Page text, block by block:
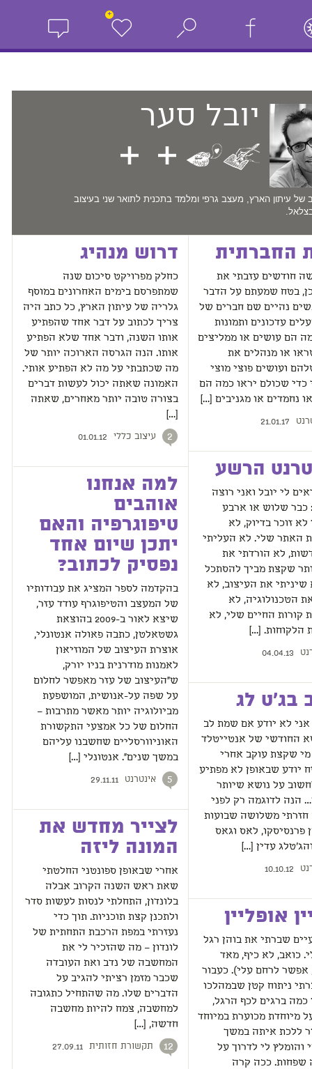
+
יובל סער
של עיתון הארץ, מעצב גרפי ומלמד בתכנית לתואר שני בעיצוב
החברתית
חודשים עזבתי את
כן, בטח שמעתם על הדבר
נהיים שם חברים של
עדכונים ותמונות
הם עושים או ממליצים
או מנהלים את
ועושים פוצי מוצי
כדי שכולם יראו כמה הם
נחמדים או מגניבים […]
21.01.17
הרשע
לי יובל ואני רוצה
כבר שלוש או ארבע
לא זוכר בדיוק, לא
האתר שלי. לא העליתי
לא הורדתי את
שקצת מביך להסתכל
שיניתי את העיצוב, לא
הטכנולוגיה, לא
קורות החיים שלי, לא
הלקוחות. […]
04.04.13
בג'ט לג
אני לא יודע אם שמת לב
החודשי של אנטייטלד
מי שקצת עוקב אחרי
יודע שבאופן לא מפתיע
על נושא שיותר
הנה לדוגמה רק לפני
חזרתי משלושה שבועות
פרנסיסקו, לאס וגאס
והג'טלג עדין […]
10.10.12
אופליין
שברתי את בוהן רגל
כואב, לא כיף, מאד
אפשר לרחם עלי). כעבור
ניתוח קטן שבמהלכו
כמה ברגים לכף הרגל,
מיוחדת מכוערת במיוחד
ללכת איתה במשך
והומלץ לי לדרוך על
שפחות. ככה קרה
דרוש מנהיג
כחלק מפרויקט סיכום שנה
שמתפרסם בימים האחרונים במוסף
גלריה של עיתון הארץ, כל כתב היה
צריך לכתוב על דבר אחד שהפתיע
אותו השנה, ודבר אחד שלא הפתיע
אותו. הנה הגרסה הארוכה יותר של
מה שכתבתי על מה לא הפתיע אותי.
האמונה שאתה יכול לעשות דברים
בצורה טובה יותר מאחרים, שאתה
[…]
2 עיצוב כללי 01.01.12
למה אנחנו
אוהבים
טיפוגרפיה והאם
יתכן שיום אחד
נפסיק לכתוב?
בהקדמה לספר המציג את עבודותיו
של המעצב והטיפוגרף עודד עזר,
שיצא לאור ב-2009 בהוצאת
גשטאלטן, כתבה פאולה אנטונלי,
אוצרת העיצוב של המוזיאון
לאמנות מודרנית בניו יורק,
ש"העיצוב של עזר מאפשר לחלום
על שפה על-אנושית, המושפעת
מביולוגיה יותר מאשר מתרבות –
החלום של כל אמצעי התקשורת
האוניוורסליים שחשבנו עליהם
במשך שנים". אנטונלי […]
5 אינטרנט 29.11.11
לצייר מחדש את
המונה ליזה
אחרי שבאופן ספונטני החלטתי
שאת ראש השנה הקרוב אבלה
בלונדון, התחלתי לנסות לעשות סדר
ולתכנן קצת תוכניות. תוך כדי
נעזרתי במפת הרכבת התחתית של
לונדון – מה שהזכיר לי את
המחשבה של נדב ואת העובדה
שכבר מזמן רציתי להגיב על
הדברים שלו. מה שהתחיל כתגובה
למחשבה, צמח להיות מחשבה
חדשה, […]
12 תקשורת חזותית 27.09.11